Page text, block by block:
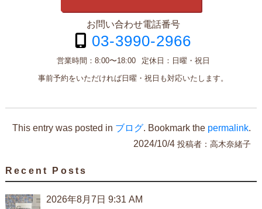
お問い合わせ電話番号
03-3990-2966
営業時間： 8:00〜18:00 定休日： 日曜・祝日
事前予約をいただければ日曜・祝日も対応いたします。
This entry was posted in ブログ. Bookmark the permalink.
2024/10/4 投稿者：高木奈緒子
Recent Posts
2026年8月7日 9:31 AM